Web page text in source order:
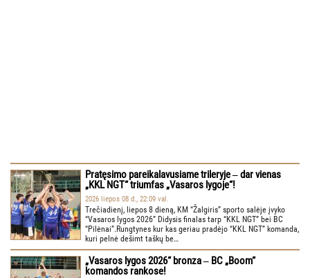
Pratęsimo pareikalavusiame trileryje ‒ dar vienas
„KKL NGT“ triumfas „Vasaros lygoje“!
2026 liepos 08 d., 22:09 val.
Trečiadienį, liepos 8 dieną, KM “Žalgiris” sporto salėje įvyko
“Vasaros lygos 2026” Didysis finalas tarp “KKL NGT” bei BC
“Pilėnai”.Rungtynes kur kas geriau pradėjo “KKL NGT” komanda,
kuri pelnė dešimt taškų be…
„Vasaros lygos 2026“ bronza ‒ BC „Boom“
komandos rankose!